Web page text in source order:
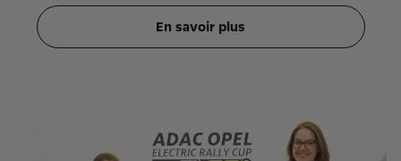
En savoir plus